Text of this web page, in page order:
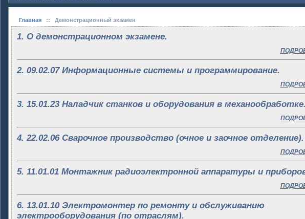
Главная:: Демонстрационный экзамен
1. О демонстрационном экзамене.
2. 09.02.07 Информационные системы и программирование.
3. 15.01.23 Наладчик станков и оборудования в механообработке.
4. 22.02.06 Сварочное производство (очное и заочное отделение).
5. 11.01.01 Монтажник радиоэлектронной аппаратуры и
6. 13.01.10 Электромонтер по ремонту и обслуживанию
электрооборудования (по отраслям).